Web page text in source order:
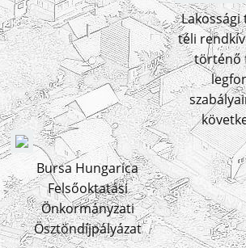
téli
történő
Bursa Hungarica
Felsőoktatási
Önkormányzati
Ösztöndíjpályázat